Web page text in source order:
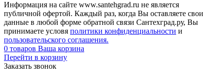
Информация на сайте www.santehgrad.ru не является
публичной офертой. Каждый раз, когда Вы оставляете свои
данные в любой форме обратной связи Сантехград.ру, Вы
принимаете условя политики конфиденциальности и
пользовательского соглашения.
0 товаров Ваша корзина
Перейти в корзину
Заказать звонок